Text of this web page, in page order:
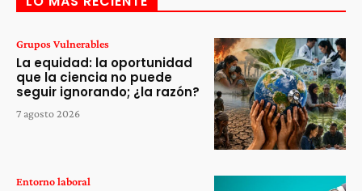
Grupos Vulnerables
La equidad: la oportunidad
que la ciencia no puede
seguir ignorando; ¿la razón?
7 agosto 2026
Entorno laboral